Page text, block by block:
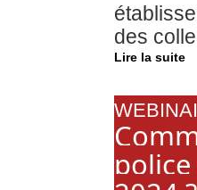
des
Lire la suite